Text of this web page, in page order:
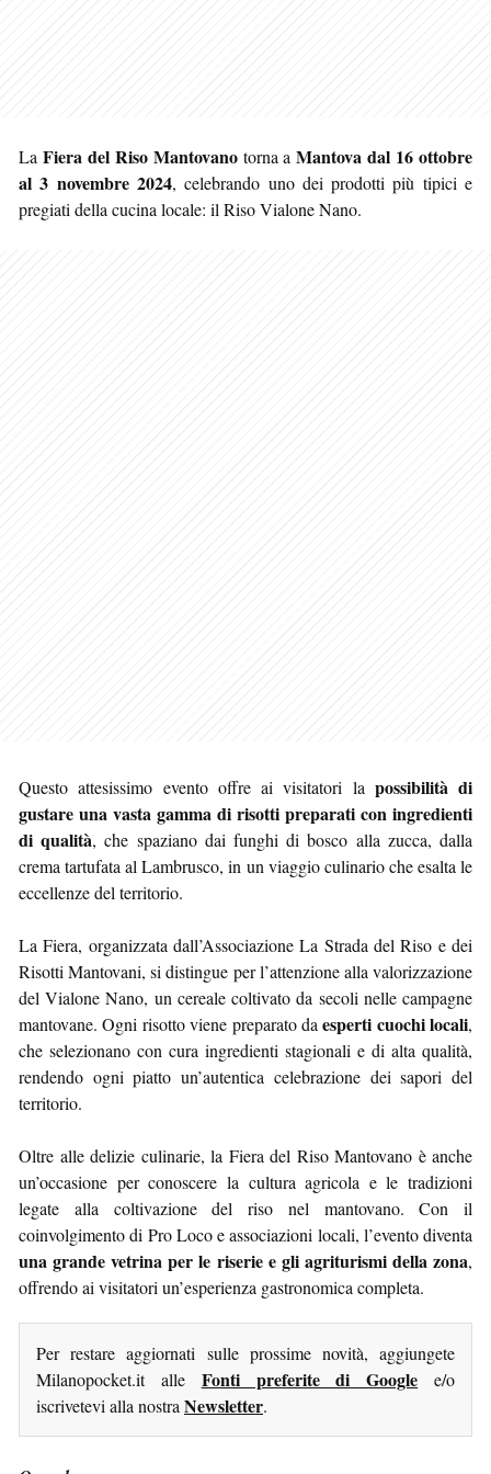
La Fiera del Riso Mantovanotorna aMantova dal 16 ottobre
al 3 novembre 2024, celebrando uno dei prodotti più tipici e
pregiati della cucina locale: il Riso Vialone Nano.
Questo attesissimo evento offre ai visitatori la possibilità di
gustare una vasta gamma di risotti preparati con ingredienti
di qualità, che spaziano dai funghi di bosco alla zucca, dalla
crema tartufata al Lambrusco, in un viaggio culinario che esalta le
eccellenze del territorio.
La Fiera, organizzata dall’Associazione La Strada del Riso e dei
Risotti Mantovani, si distingue per l’attenzione alla valorizzazione
del Vialone Nano, un cereale coltivato da secoli nelle campagne
mantovane. Ogni risotto viene preparato daesperti cuochi locali,
che selezionano con cura ingredienti stagionali e di alta qualità,
rendendo ogni piatto un’autentica celebrazione dei sapori del
territorio.
Oltre alle delizie culinarie, la Fiera del Riso Mantovano è anche
un’occasione per conoscere la cultura agricola e le tradizioni
legate alla coltivazione del riso nel mantovano. Con il
coinvolgimento di Pro Loco e associazioni locali, l’evento diventa
una grande vetrina per le riserie e gli agriturismi della zona,
offrendo ai visitatori un’esperienza gastronomica completa.
Per restare aggiornati sulle prossime novità, aggiungete
Milanopocket.it alle Fonti preferite di Google e/o
iscrivetevi alla nostra Newsletter.